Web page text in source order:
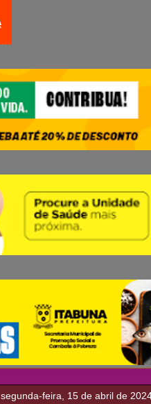
segunda-feira, 15 de abril de